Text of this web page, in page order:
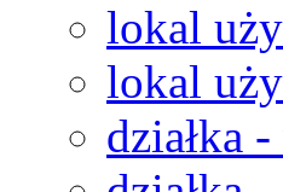
lokal
lokal
działka